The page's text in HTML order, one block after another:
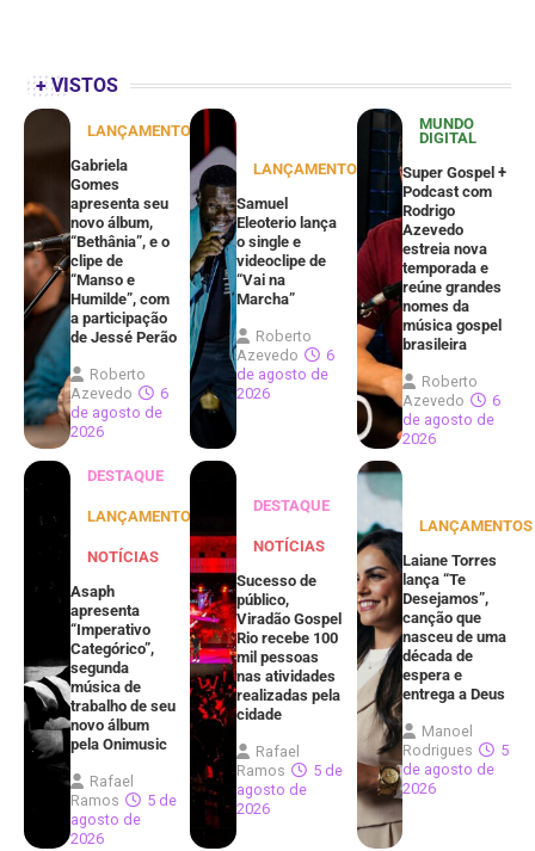
+ VISTOS
LANÇAMENTOS
Gabriela
Gomes
apresenta seu
novo álbum,
“Bethânia”, e o
clipe de
“Manso e
Humilde”, com
a participação
de Jessé Perão
Roberto
Azevedo
6
de agosto de
2026
LANÇAMENTOS
Samuel
Eleoterio lança
o single e
videoclipe de
“Vai na
Marcha”
Roberto
Azevedo
6
de agosto de
2026
MUNDO
DIGITAL
Super Gospel +
Podcast com
Rodrigo
Azevedo
estreia nova
temporada e
reúne grandes
nomes da
música gospel
brasileira
Roberto
Azevedo
6
de agosto de
2026
DESTAQUE
LANÇAMENTOS
NOTÍCIAS
Asaph
apresenta
“Imperativo
Categórico”,
segunda
música de
trabalho de seu
novo álbum
pela Onimusic
Rafael
Ramos
5 de
agosto de
2026
DESTAQUE
NOTÍCIAS
Sucesso de
público,
Viradão Gospel
Rio recebe 100
mil pessoas
nas atividades
realizadas pela
cidade
Rafael
Ramos
5 de
agosto de
2026
LANÇAMENTOS
Laiane Torres
lança “Te
Desejamos”,
canção que
nasceu de uma
década de
espera e
entrega a Deus
Manoel
Rodrigues
5
de agosto de
2026